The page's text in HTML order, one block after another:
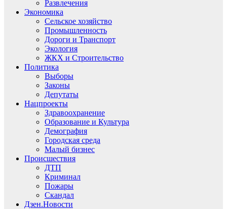
Развлечения
Экономика
Сельское хозяйство
Промышленность
Дороги и Транспорт
Экология
ЖКХ и Строительство
Политика
Выборы
Законы
Депутаты
Нацпроекты
Здравоохранение
Образование и Культура
Демография
Городская среда
Малый бизнес
Происшествия
ДТП
Криминал
Пожары
Скандал
Дзен.Новости